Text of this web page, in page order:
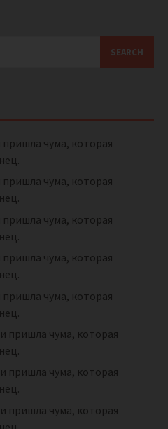
чума, которая
чума, которая
чума, которая
чума, которая
чума, которая
пришла чума, которая
пришла чума, которая
пришла чума, которая